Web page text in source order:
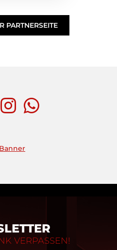
PARTNERSEITE
VERPASSEN!